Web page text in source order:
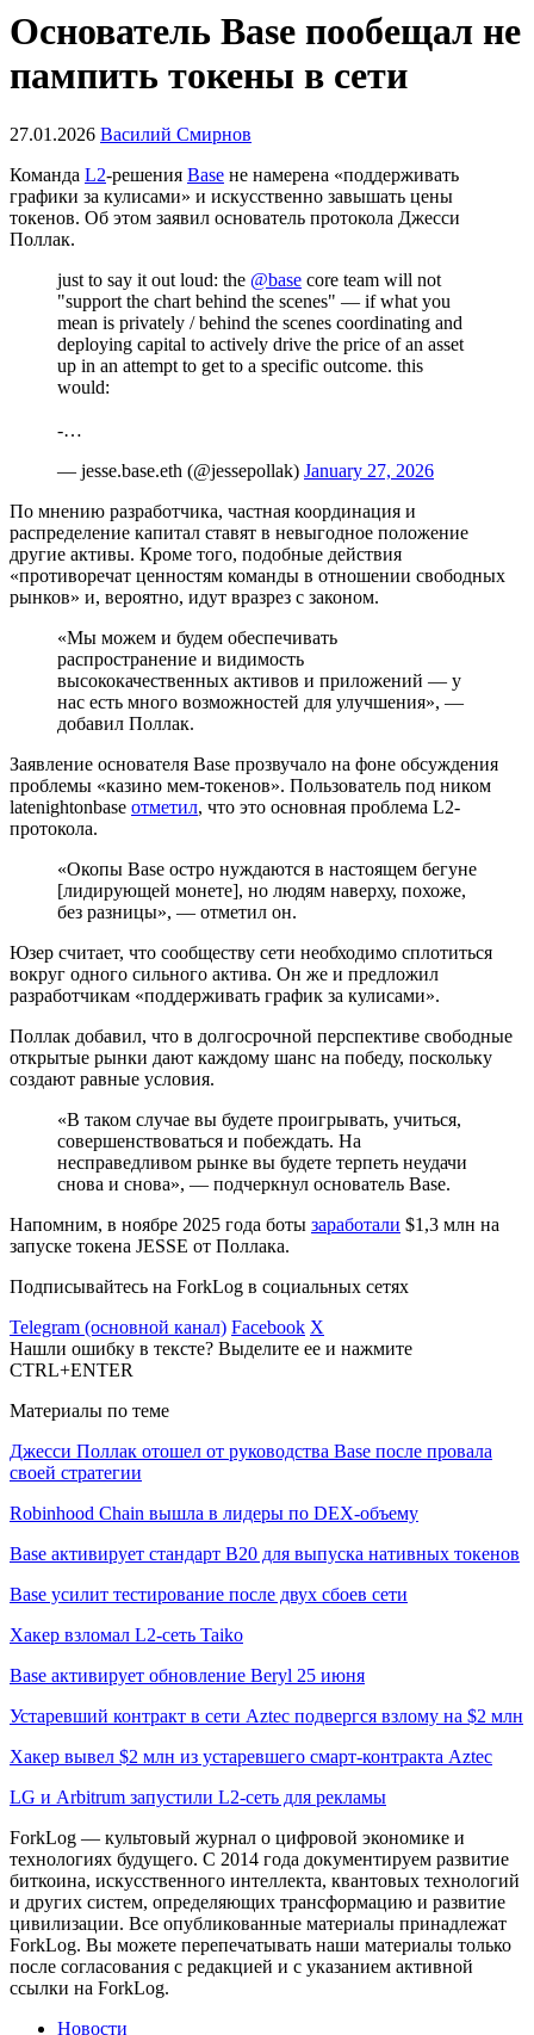
Основатель Base пообещал не
пампить токены в сети
27.01.2026 Василий Смирнов
Команда L2-решения Base не намерена «поддерживать
графики за кулисами» и искусственно завышать цены
токенов. Об этом заявил основатель протокола Джесси
Поллак.
just to say it out loud: the @base core team will not
"support the chart behind the scenes" — if what you
mean is privately / behind the scenes coordinating and
deploying capital to actively drive the price of an asset
up in an attempt to get to a specific outcome. this
would:
-…
— jesse.base.eth (@jessepollak) January 27, 2026
По мнению разработчика, частная координация и
распределение капитал ставят в невыгодное положение
другие активы. Кроме того, подобные действия
«противоречат ценностям команды в отношении свободных
рынков» и, вероятно, идут вразрез с законом.
«Мы можем и будем обеспечивать
распространение и видимость
высококачественных активов и приложений — у
нас есть много возможностей для улучшения», —
добавил Поллак.
Заявление основателя Base прозвучало на фоне обсуждения
проблемы «казино мем-токенов». Пользователь под ником
latenightonbase отметил, что это основная проблема L2-
протокола.
«Окопы Base остро нуждаются в настоящем бегуне
[лидирующей монете], но людям наверху, похоже,
без разницы», — отметил он.
Юзер считает, что сообществу сети необходимо сплотиться
вокруг одного сильного актива. Он же и предложил
разработчикам «поддерживать график за кулисами».
Поллак добавил, что в долгосрочной перспективе свободные
открытые рынки дают каждому шанс на победу, поскольку
создают равные условия.
«В таком случае вы будете проигрывать, учиться,
совершенствоваться и побеждать. На
несправедливом рынке вы будете терпеть неудачи
снова и снова», — подчеркнул основатель Base.
Напомним, в ноябре 2025 года боты заработали $1,3 млн на
запуске токена JESSE от Поллака.
Подписывайтесь на ForkLog в социальных сетях
Telegram (основной канал) Facebook X
Нашли ошибку в тексте? Выделите ее и нажмите
CTRL+ENTER
Материалы по теме
Джесси Поллак отошел от руководства Base после провала
своей стратегии
Robinhood Chain вышла в лидеры по DEX-объему
Base активирует стандарт B20 для выпуска нативных токенов
Base усилит тестирование после двух сбоев сети
Хакер взломал L2-сеть Taiko
Base активирует обновление Beryl 25 июня
Устаревший контракт в сети Aztec подвергся взлому на $2 млн
Хакер вывел $2 млн из устаревшего смарт-контракта Aztec
LG и Arbitrum запустили L2-сеть для рекламы
ForkLog — культовый журнал о цифровой экономике и
технологиях будущего. С 2014 года документируем развитие
биткоина, искусственного интеллекта, квантовых технологий
и других систем, определяющих трансформацию и развитие
цивилизации. Все опубликованные материалы принадлежат
ForkLog. Вы можете перепечатывать наши материалы только
после согласования с редакцией и с указанием активной
ссылки на ForkLog.
Новости